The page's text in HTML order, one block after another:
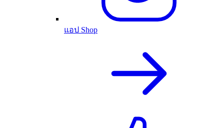
แอป Shop